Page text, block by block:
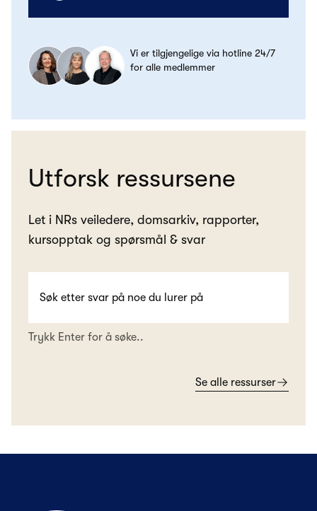
Vi er tilgjengelige via hotline 24/7
for alle medlemmer
Utforsk ressursene
Let i NRs veiledere, domsarkiv, rapporter,
kursopptak og spørsmål & svar
Trykk Enter for å søke..
Se alle ressurser